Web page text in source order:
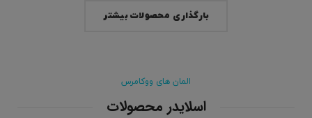
بارگذاری محصولات بیشتر
المان های ووکامرس
اسلایدر محصولات